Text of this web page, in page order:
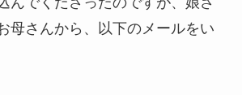
母さんから、以下のメールをい